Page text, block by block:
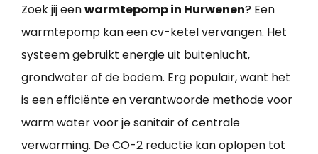
Zoek jij eenwarmtepomp in Hurwenen? Een
warmtepomp kan een cv-ketel vervangen. Het
systeem gebruikt energie uit buitenlucht,
grondwater of de bodem. Erg populair, want het
is een efficiënte en verantwoorde methode voor
warm water voor je sanitair of centrale
verwarming. De CO-2 reductie kan oplopen tot